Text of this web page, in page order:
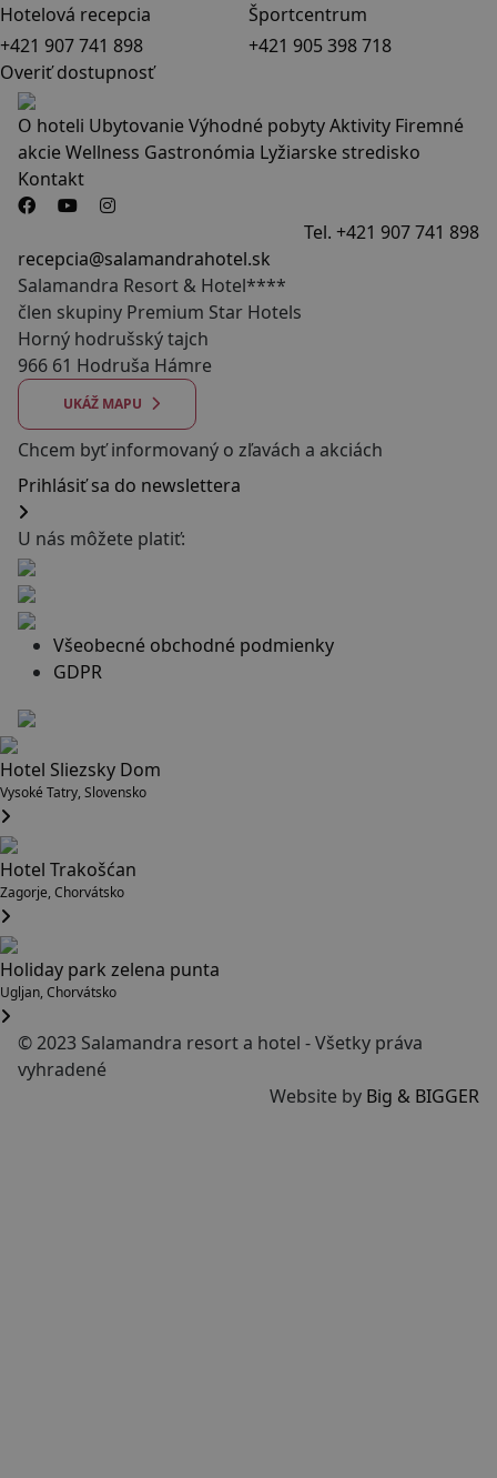
Hotelová recepcia
+421 907 741 898
Športcentrum
+421 905 398 718
Overiť dostupnosť
O hoteli UbytovanieVýhodné pobytyAktivity Firemné
akcieWellness Gastronómia Lyžiarske stredisko
Kontakt
Tel. +421 907 741 898
recepcia@salamandrahotel.sk
Salamandra Resort & Hotel****
člen skupiny Premium Star Hotels
Horný hodrušský tajch
966 61 Hodruša Hámre
UKÁŽ MAPU
Chcem byť informovaný o zľavách a akciách
Prihlásiť sa do newslettera
U nás môžete platiť:
Všeobecné obchodné podmienky
GDPR
Hotel Sliezsky Dom
Vysoké Tatry, Slovensko
Hotel Trakošćan
Zagorje, Chorvátsko
Holiday park zelena punta
Ugljan, Chorvátsko
© 2023 Salamandra resort a hotel - Všetky práva
vyhradené
Website by Big & BIGGER